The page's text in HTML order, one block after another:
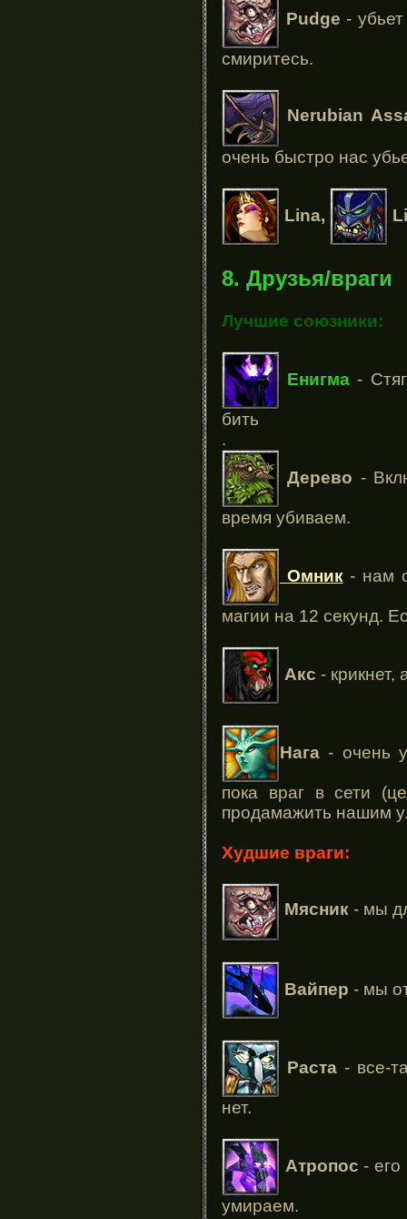
Pudge -
смиритесь.
Nerubian
очень быстро нас
Lina,
8. Друзья/враги
Лучшие союзники:
Енигма -
бить
.
Дерево -
время убиваем.
Омник- нам
магии на 12 секунд.
Акс -
Нага - очень
пока враг в сети
продамажить нашим
Худшие враги:
Мясник - мы
Вайпер - мы
Раста - все-
нет.
Атропос -
умираем.